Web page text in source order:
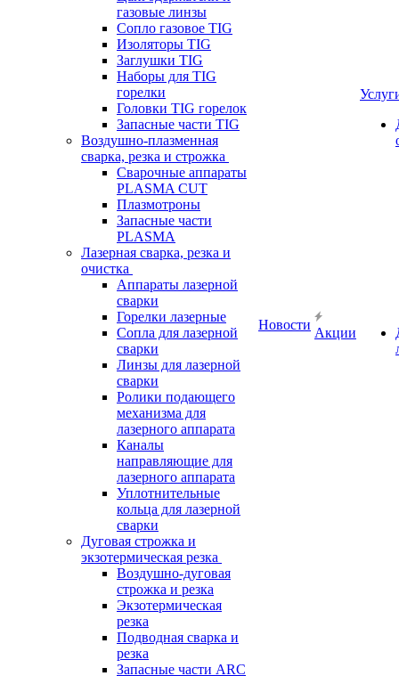
газовые линзы
Сопло газовое TIG
Изоляторы TIG
Заглушки TIG
Наборы для TIG
горелки
Головки TIG горелок
Запасные части TIG
Воздушно-плазменная
сварка, резка и строжка
Сварочные аппараты
PLASMA CUT
Плазмотроны
Запасные части
PLASMA
Лазерная сварка, резка и
очистка
Аппараты лазерной
сварки
Горелки лазерные
Сопла для лазерной
сварки
Линзы для лазерной
сварки
Ролики подающего
механизма для
лазерного аппарата
Каналы
направляющие для
лазерного аппарата
Уплотнительные
кольца для лазерной
сварки
Дуговая строжка и
экзотермическая резка
Воздушно-дуговая
строжка и резка
Экзотермическая
резка
Подводная сварка и
резка
Запасные части ARC
Новости
Акции